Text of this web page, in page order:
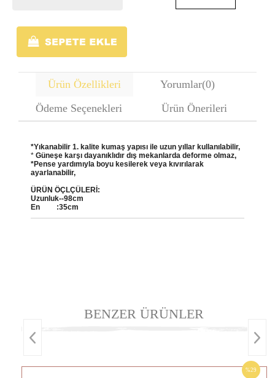
Ürün Özellikleri Yorumlar(0)
Ödeme Seçenekleri
Ürün Önerileri
*Yıkanabilir 1. kalite kumaş yapısı ile uzun yıllar kullanılabilir,
* Güneşe karşı dayanıklıdır dış mekanlarda deforme olmaz,
*Pense yardımıyla boyu kesilerek veya kıvırılarak
ayarlanabilir,
ÜRÜN ÖÇLÇÜLERİ:
Uzunluk--98cm
En :35cm
BENZER ÜRÜNLER
%29